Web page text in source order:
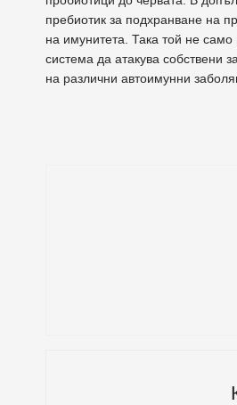
пребиотик за подхранване на
на имунитета. Така той не
система да атакува собствени
на различни автоимунни